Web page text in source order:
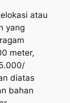
atau
yang
meter,
diatas
bahan